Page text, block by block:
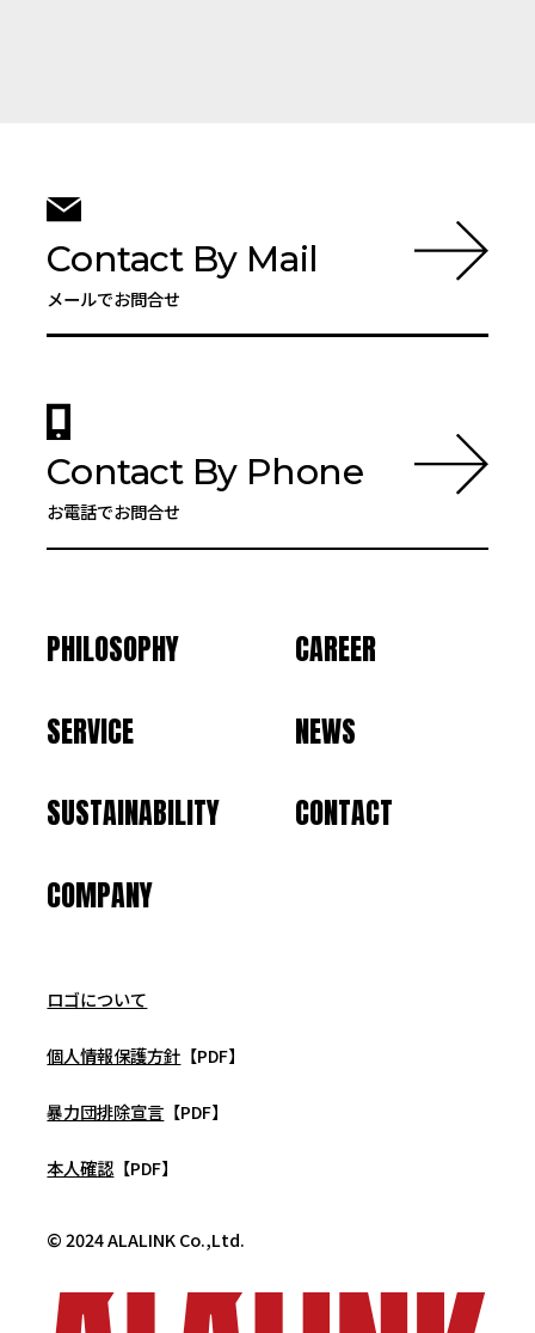
Contact By Mail
メールでお問合せ
Contact By Phone
お電話でお問合せ
PHILOSOPHY
SERVICE
SUSTAINABILITY
COMPANY
CAREER
NEWS
CONTACT
ロゴについて
個人情報保護方針 【PDF】
暴力団排除宣言 【PDF】
本人確認 【PDF】
© 2024 ALALINK Co.,Ltd.